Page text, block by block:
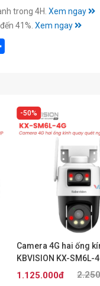
trong 4H. Xem ngay
41%. Xem ngay
50%
Camera 4G hai ống
KBVISION KX-SM6L-
1.125.000đ